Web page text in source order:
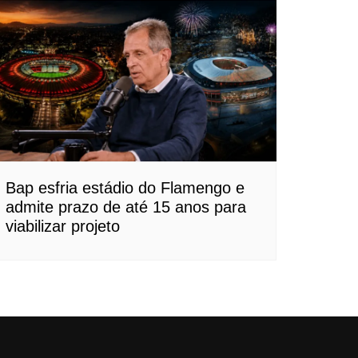
Bap esfria estádio do Flamengo e
admite prazo de até 15 anos para
viabilizar projeto